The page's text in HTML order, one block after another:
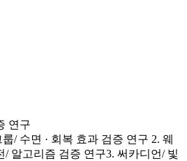
연구
/ 수면 · 회복 효과 검증 연구 2. 웨
/ 알고리즘 검증 연구3. 써카디언/ 빛